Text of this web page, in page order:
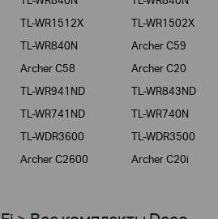
TL-WR1512X
TL-WR1502X
TL-WR840N
Archer C59
Archer C58
Archer C20
TL-WR941ND
TL-WR843ND
TL-WR741ND
TL-WR740N
TL-WDR3600
TL-WDR3500
Archer C2600
Archer C20i